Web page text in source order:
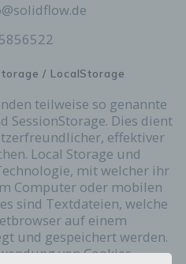
@solidflow.de
/ LocalStorage
teilweise so genannte
SessionStorage. Dies dient
effektiver
Local Storage und
mit welcher ihr
Computer oder mobilen
sind Textdateien, welche
auf einem
und gespeichert werden.
von Cookies,